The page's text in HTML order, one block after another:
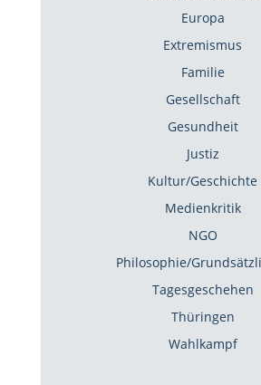
Europa
Extremismus
Familie
Gesellschaft
Gesundheit
Justiz
Kultur/Geschichte
Medienkritik
NGO
Philosophie/
Tagesgeschehen
Thüringen
Wahlkampf